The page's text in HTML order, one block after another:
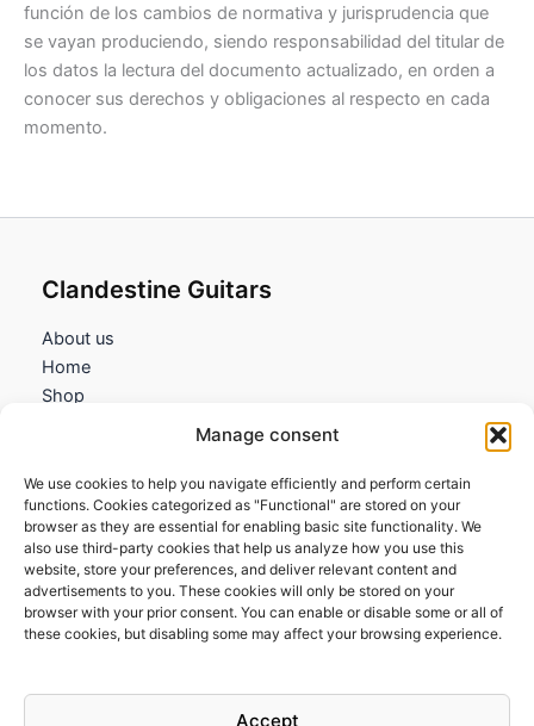
Manage consent
We use cookies to help you navigate efficiently and perform certain
functions. Cookies categorized as "Functional" are stored on your
browser as they are essential for enabling basic site functionality. We
also use third-party cookies that help us analyze how you use this
website, store your preferences, and deliver relevant content and
advertisements to you. These cookies will only be stored on your
browser with your prior consent. You can enable or disable some or all of
these cookies, but disabling some may affect your browsing experience.
Accept
función de los cambios de normativa y jurisprudencia que
se vayan produciendo, siendo responsabilidad del titular de
los datos la lectura del documento actualizado, en orden a
conocer sus derechos y obligaciones al respecto en cada
momento.
Clandestine Guitars
About us
Home
Shop
Information
Terms and Conditions
Cookies policy
Privacy Policy
Returns & Exchanges
FAQs